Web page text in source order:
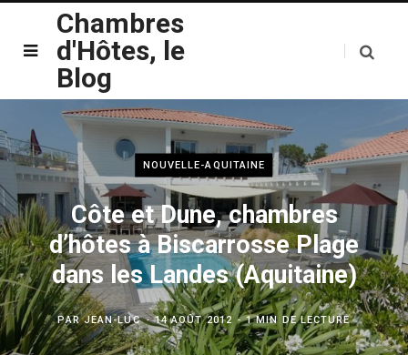
Chambres
d'Hôtes, le
Blog
NOUVELLE-AQUITAINE
Côte et Dune, chambres
d’hôtes à Biscarrosse Plage
dans les Landes (Aquitaine)
PARJEAN-LUC 14 AOÛT 2012 1 MIN DE LECTURE